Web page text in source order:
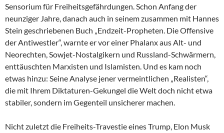
Sensorium für Freiheitsgefährdungen. Schon Anfang der
neunziger Jahre, danach auch in seinem zusammen mit Hannes
Stein geschriebenen Buch „Endzeit-Propheten. Die Offensive
der Antiwestler“, warnte er vor einer Phalanx aus Alt- und
Neorechten, Sowjet-Nostalgikern und Russland-Schwärmern,
enttäuschten Marxisten und Islamisten. Und es kam noch
etwas hinzu: Seine Analyse jener vermeintlichen „Realisten“,
die mit Ihrem Diktaturen-Gekungel die Welt doch nicht etwa
stabiler, sondern im Gegenteil unsicherer machen.
Nicht zuletzt die Freiheits-Travestie eines Trump, Elon Musk